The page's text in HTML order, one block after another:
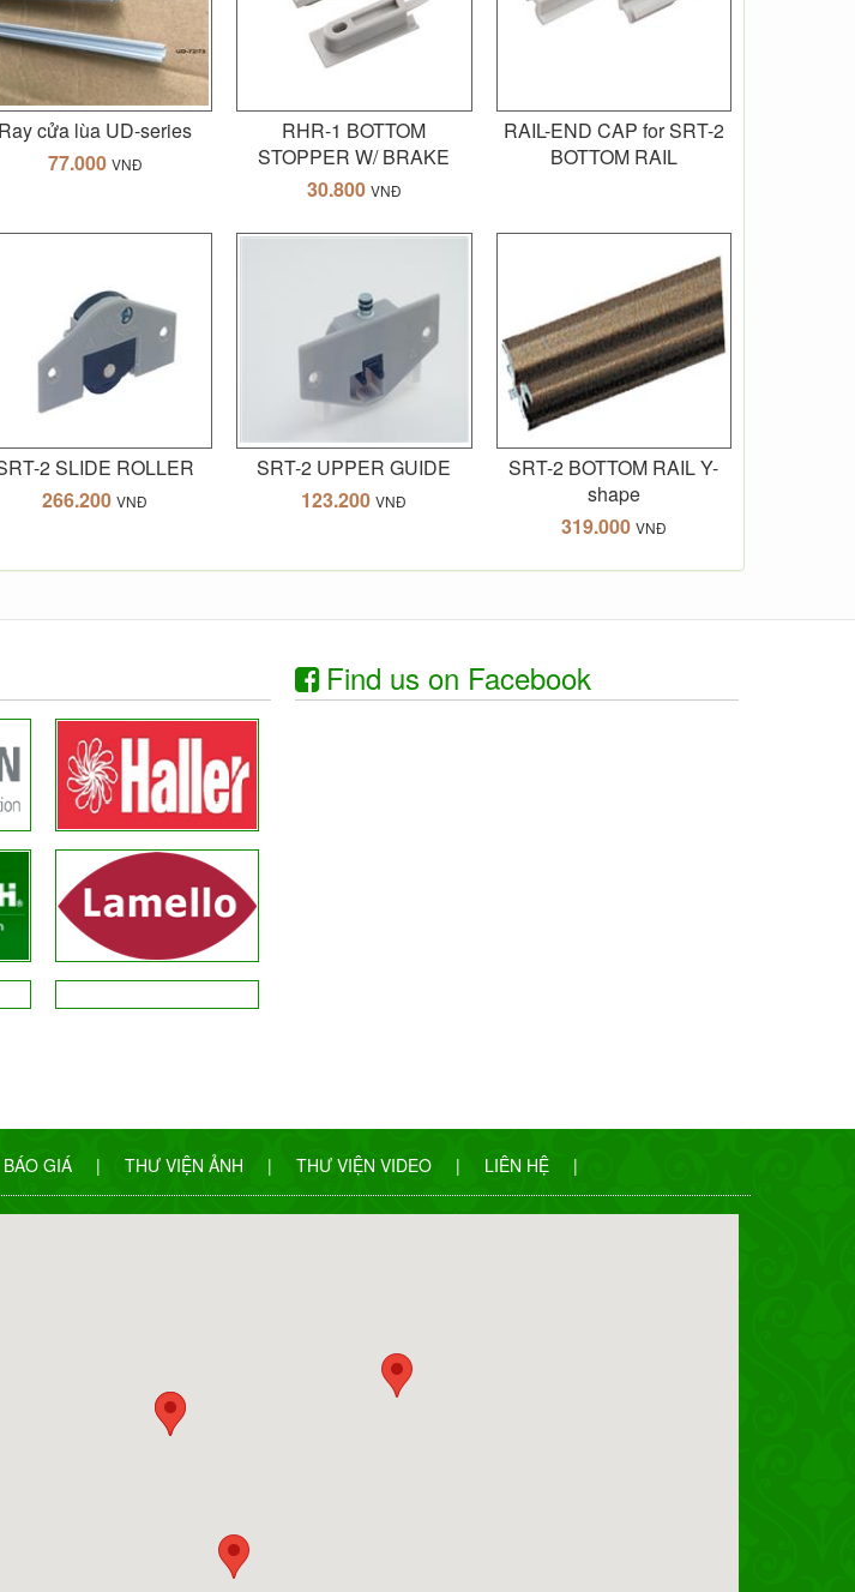
Ray cửa lùa UD-series
77.000 VNĐ
RHR-1 BOTTOM
STOPPER W/ BRAKE
30.800 VNĐ
RAIL-END CAP for SRT-2
BOTTOM RAIL
2 SLIDE ROLLER
266.200 VNĐ
SRT-2 UPPER GUIDE
123.200 VNĐ
SRT-2 BOTTOM RAIL Y-
shape
319.000 VNĐ
Find us on Facebook
BÁO GIÁ | THƯ VIỆN ẢNH | THƯ VIỆN VIDEO | LIÊN HỆ |